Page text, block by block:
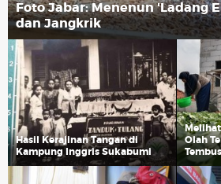
Foto Jabar: Menenun 'Ladang
dan Jangkrik
Hasil Kerajinan Tangan di
Kampung Inggris Sukabumi
Olah